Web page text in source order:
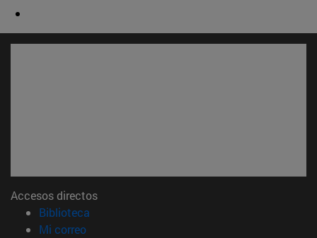
Accesos directos
Biblioteca
Mi correo(abre en nueva ventana)